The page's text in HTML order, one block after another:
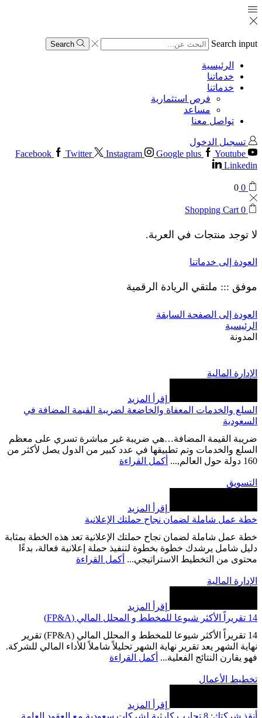
Search input
Search
الرئيسية
خدماتنا
خدماتنا
فرص استثمارية
مساعد
تواصل معنا
تسجيل الدخول
Facebook
Twitter Instagram Google plus
Youtube
Linkedin
0
0
0
Shopping Cart
لا توجد منتجات في العربة.
العودة إلى خدماتنا
موفق ::: ملتقي الريادة الرقمية
العودة إلى الصفحة السابقة
الرئيسية
المدونة
الإدارة المالية
إقرأ المزيد
السلع والخدمات المعفاة والخاضعة لضريبة القيمة المضافة في
السعودية
ضريبة القيمة المضافة…هي ضريبة غير مباشرة تسري على معظم
السلع والخدمات وتم تطبيقها في عدد كبير من الدول يصل لأكثر من
160 دولة حول العالم,...
أكمل القراءة
التسويق
إقرأ المزيد
خطة عمل شاملة لضمان نجاح حملتك الإعلانية
خطة عمل شاملة لضمان نجاح حملتك الإعلانية تعد هذه الخطة بمثابة
دليل شامل يرشدك خطوة بخطوة لتنفيذ حملة إعلانية فعالة، بدءًا
محتوى من التخطيط الاستراتيجي... أكمل القراءة
الإدارة المالية
إقرأ المزيد
14 تقريراً الأكثر شيوعا للمخطط و المحلل المالي (FP&A)
14 تقريراً الأكثر شيوعا للمخطط و المحلل المالي (FP&A) تقرير
نهاية الشهر يعد تقرير نهاية الشهر تحليلاً شاملاً للأداء المالي للشركة.
فهو يقارن النتائج الفعلية... أكمل القراءة
تخطيط الأعمال
إقرأ المزيد